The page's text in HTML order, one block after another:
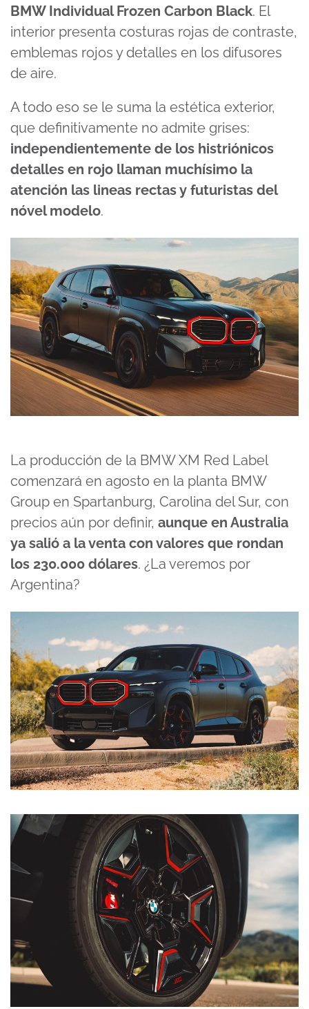
BMW Individual Frozen Carbon Black. El
interior presenta costuras rojas de contraste,
emblemas rojos y detalles en los difusores
de aire.
A todo eso se le suma la estética exterior,
que definitivamente no admite grises:
independientemente de los histriónicos
detalles en rojo llaman muchísimo la
atención las lineas rectas y futuristas del
nóvel modelo.
La producción de la BMW XM Red Label
comenzará en agosto en la planta BMW
Group en Spartanburg, Carolina del Sur, con
precios aún por definir, aunque en Australia
ya salió a la venta con valores que rondan
los 230.000 dólares. ¿La veremos por
Argentina?